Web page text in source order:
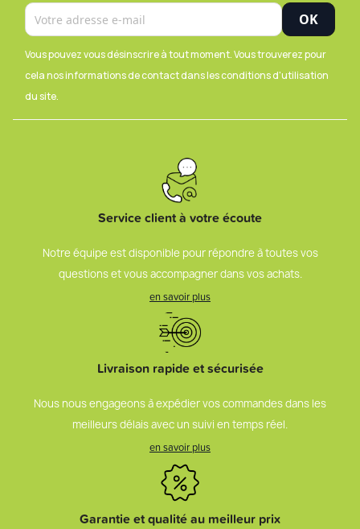
Vous pouvez vous désinscrire à tout moment. Vous trouverez pour
cela nos informations de contact dans les conditions d'utilisation
du site.
Service client à votre écoute
Notre équipe est disponible pour répondre à toutes vos
questions et vous accompagner dans vos achats.
en savoir plus
Livraison rapide et sécurisée
Nous nous engageons à expédier vos commandes dans les
meilleurs délais avec un suivi en temps réel.
en savoir plus
Garantie et qualité au meilleur prix